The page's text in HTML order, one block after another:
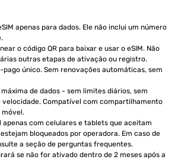
apenas para dados. Ele não inclui um número
o código QR para baixar e usar o eSIM. Não
outras etapas de ativação ou registro.
pago único. Sem renovações automáticas, sem
de dados - sem limites diários, sem
velocidade. Compatível com compartilhamento
apenas com celulares e tablets que aceitam
estejam bloqueados por operadora. Em caso de
a seção de perguntas frequentes.
se não for ativado dentro de 2 meses após a